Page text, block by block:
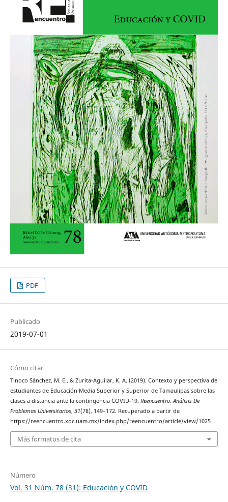
PDF
Publicado
2019-07-01
Cómo citar
Tinoco Sánchez, M. E., & Zurita-Aguilar, K. A. (2019). Contexto y perspectiva de
estudiantes de Educación Media Superior y Superior de Tamaulipas sobre las
clases a distancia ante la contingencia COVID-19. Reencuentro. Análisis De
Problemas Universitarios, 31(78), 149–172. Recuperado a partir de
https://reencuentro.xoc.uam.mx/index.php/reencuentro/article/view/1025
Más formatos de cita
Número
Vol. 31 Núm. 78 (31): Educación y COVID